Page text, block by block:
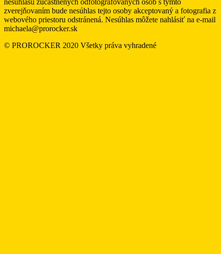
nesúhlasu zúčastnených odfotografovaných osôb s týmto
zverejňovaním bude nesúhlas tejto osoby akceptovaný a fotografia z
webového priestoru odstránená. Nesúhlas môžete nahlásiť na e-mail
michaela@prorocker.sk
© PROROCKER 2020 Všetky práva vyhradené